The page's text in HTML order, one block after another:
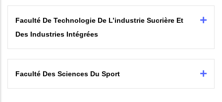
Faculté De Technologie De L’industrie Sucrière Et
Des Industries Intégrées
Faculté Des Sciences Du Sport